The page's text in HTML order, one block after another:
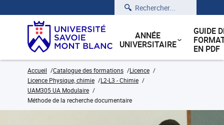
Rechercher
ANNÉE
UNIVERSITAIRE
GUIDE
EN PDF
Accueil Catalogue des formations
Licence
Licence Physique, chimie
L2-L3 - Chimie
UAM305 UA Modulaire
Méthode de la recherche documentaire